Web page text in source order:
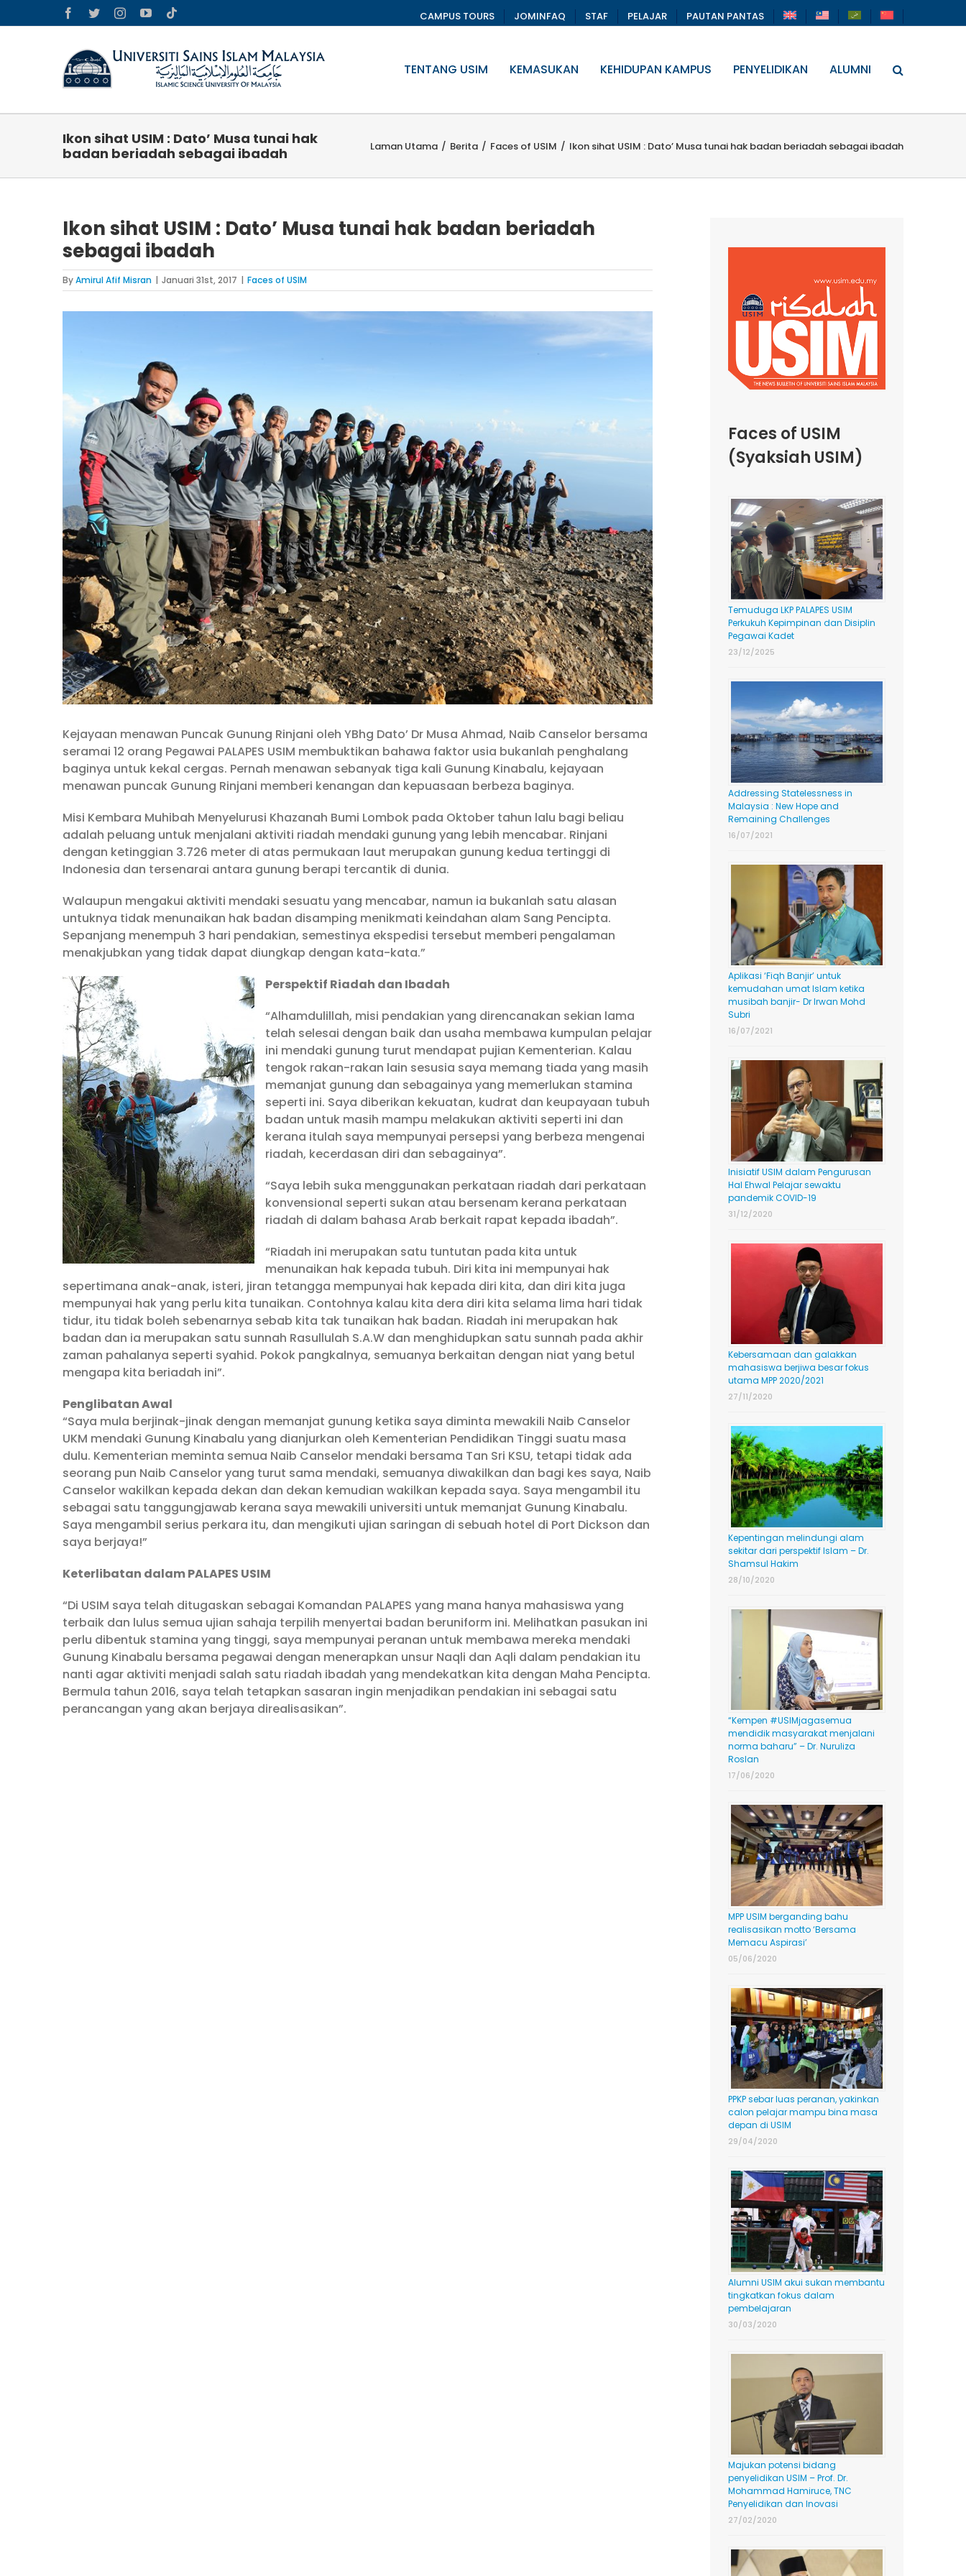
to
Facebook
TwitterInstagramYouTube CAMPUS TOURS JOMINFAQ STAF PELAJAR PAUTAN PANTAS
TENTANG USIM KEMASUKAN KEHIDUPAN KAMPUS PENYELIDIKAN ALUMNI
Ikon sihat USIM : Dato’ Musa tunai hak
badan beriadah sebagai ibadah
Laman Utama / Berita / Faces of USIM / Ikon sihat USIM : Dato’ Musa tunai hak badan beriadah sebagai ibadah
Ikon sihat USIM : Dato’ Musa tunai hak badan beriadah
sebagai ibadah
ByAmirul Afif Misran | Januari 31st, 2017 | Faces of USIM
Kejayaan menawan Puncak Gunung Rinjani oleh YBhg Dato’ Dr Musa Ahmad, Naib Canselor bersama
seramai 12 orang Pegawai PALAPES USIM membuktikan bahawa faktor usia bukanlah penghalang
baginya untuk kekal cergas. Pernah menawan sebanyak tiga kali Gunung Kinabalu, kejayaan
menawan puncak Gunung Rinjani memberi kenangan dan kepuasaan berbeza baginya.
Misi Kembara Muhibah Menyelurusi Khazanah Bumi Lombok pada Oktober tahun lalu bagi beliau
adalah peluang untuk menjalani aktiviti riadah mendaki gunung yang lebih mencabar. Rinjani
dengan ketinggian 3.726 meter di atas permukaan laut merupakan gunung kedua tertinggi di
Indonesia dan tersenarai antara gunung berapi tercantik di dunia.
Walaupun mengakui aktiviti mendaki sesuatu yang mencabar, namun ia bukanlah satu alasan
untuknya tidak menunaikan hak badan disamping menikmati keindahan alam Sang Pencipta.
Sepanjang menempuh 3 hari pendakian, semestinya ekspedisi tersebut memberi pengalaman
menakjubkan yang tidak dapat diungkap dengan kata-kata.”
Perspektif Riadah dan Ibadah
“Alhamdulillah, misi pendakian yang direncanakan sekian lama
telah selesai dengan baik dan usaha membawa kumpulan pelajar
ini mendaki gunung turut mendapat pujian Kementerian. Kalau
tengok rakan-rakan lain sesusia saya memang tiada yang masih
memanjat gunung dan sebagainya yang memerlukan stamina
seperti ini. Saya diberikan kekuatan, kudrat dan keupayaan tubuh
badan untuk masih mampu melakukan aktiviti seperti ini dan
kerana itulah saya mempunyai persepsi yang berbeza mengenai
riadah, kecerdasan diri dan sebagainya”.
“Saya lebih suka menggunakan perkataan riadah dari perkataan
konvensional seperti sukan atau bersenam kerana perkataan
riadah di dalam bahasa Arab berkait rapat kepada ibadah”.
“Riadah ini merupakan satu tuntutan pada kita untuk
menunaikan hak kepada tubuh. Diri kita ini mempunyai hak
sepertimana anak-anak, isteri, jiran tetangga mempunyai hak kepada diri kita, dan diri kita juga
mempunyai hak yang perlu kita tunaikan. Contohnya kalau kita dera diri kita selama lima hari tidak
tidur, itu tidak boleh sebenarnya sebab kita tak tunaikan hak badan. Riadah ini merupakan hak
badan dan ia merupakan satu sunnah Rasullulah S.A.W dan menghidupkan satu sunnah pada akhir
zaman pahalanya seperti syahid. Pokok pangkalnya, semuanya berkaitan dengan niat yang betul
mengapa kita beriadah ini”.
Penglibatan Awal
“Saya mula berjinak-jinak dengan memanjat gunung ketika saya diminta mewakili Naib Canselor
UKM mendaki Gunung Kinabalu yang dianjurkan oleh Kementerian Pendidikan Tinggi suatu masa
dulu. Kementerian meminta semua Naib Canselor mendaki bersama Tan Sri KSU, tetapi tidak ada
seorang pun Naib Canselor yang turut sama mendaki, semuanya diwakilkan dan bagi kes saya, Naib
Canselor wakilkan kepada dekan dan dekan kemudian wakilkan kepada saya. Saya mengambil itu
sebagai satu tanggungjawab kerana saya mewakili universiti untuk memanjat Gunung Kinabalu.
Saya mengambil serius perkara itu, dan mengikuti ujian saringan di sebuah hotel di Port Dickson dan
saya berjaya!”
Keterlibatan dalam PALAPES USIM
“Di USIM saya telah ditugaskan sebagai Komandan PALAPES yang mana hanya mahasiswa yang
terbaik dan lulus semua ujian sahaja terpilih menyertai badan beruniform ini. Melihatkan pasukan ini
perlu dibentuk stamina yang tinggi, saya mempunyai peranan untuk membawa mereka mendaki
Gunung Kinabalu bersama pegawai dengan menerapkan unsur Naqli dan Aqli dalam pendakian itu
nanti agar aktiviti menjadi salah satu riadah ibadah yang mendekatkan kita dengan Maha Pencipta.
Bermula tahun 2016, saya telah tetapkan sasaran ingin menjadikan pendakian ini sebagai satu
perancangan yang akan berjaya direalisasikan”.
Faces of USIM
(Syaksiah USIM)
Temuduga LKP PALAPES USIM
Perkukuh Kepimpinan dan Disiplin
Pegawai Kadet
23/12/2025
Addressing Statelessness in
Malaysia : New Hope and
Remaining Challenges
16/07/2021
Aplikasi ‘Fiqh Banjir’ untuk
kemudahan umat Islam ketika
musibah banjir- Dr Irwan Mohd
Subri
16/07/2021
Inisiatif USIM dalam Pengurusan
Hal Ehwal Pelajar sewaktu
pandemik COVID-19
31/12/2020
Kebersamaan dan galakkan
mahasiswa berjiwa besar fokus
utama MPP 2020/2021
27/11/2020
Kepentingan melindungi alam
sekitar dari perspektif Islam – Dr.
Shamsul Hakim
28/10/2020
“Kempen #USIMjagasemua
mendidik masyarakat menjalani
norma baharu” – Dr. Nuruliza
Roslan
17/06/2020
MPP USIM berganding bahu
realisasikan motto ‘Bersama
Memacu Aspirasi’
05/06/2020
PPKP sebar luas peranan, yakinkan
calon pelajar mampu bina masa
depan di USIM
29/04/2020
Alumni USIM akui sukan membantu
tingkatkan fokus dalam
pembelajaran
30/03/2020
Majukan potensi bidang
penyelidikan USIM – Prof. Dr.
Mohammad Hamiruce, TNC
Penyelidikan dan Inovasi
27/02/2020